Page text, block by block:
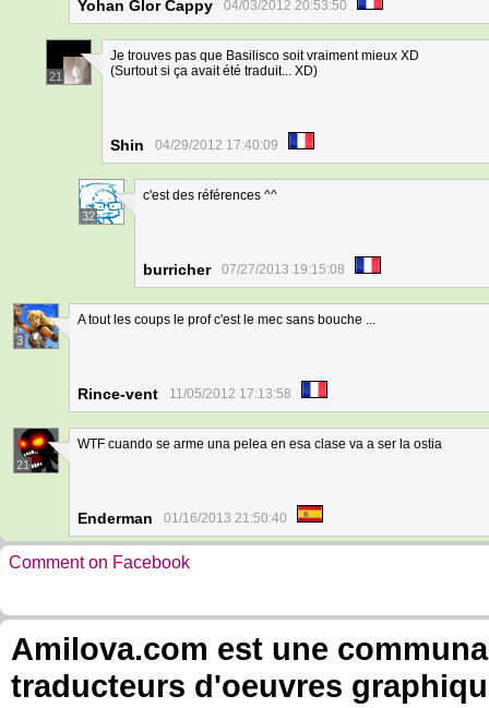
Yohan Glor Cappy 04/03/2012 20:53:50
21
Je trouves pas que Basilisco soit vraiment mieux XD
(Surtout si ça avait été traduit... XD)
Shin 04/29/2012 17:40:09
32
c'est des références ^^
burricher 07/27/2013 19:15:08
3
A tout les coups le prof c'est le mec sans bouche ...
Rince-vent 11/05/2012 17:13:58
21
WTF cuando se arme una pelea en esa clase va a ser la ostia
Enderman 01/16/2013 21:50:40
Comment on Facebook
Amilova.com est une
traducteurs d'oeuvres